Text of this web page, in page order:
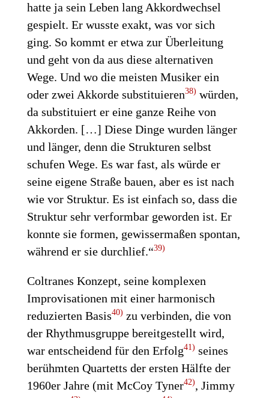
hatte ja sein Leben lang Akkordwechsel
gespielt. Er wusste exakt, was vor sich
ging. So kommt er etwa zur Überleitung
und geht von da aus diese alternativen
Wege. Und wo die meisten Musiker ein
oder zwei Akkorde substituieren38) würden,
da substituiert er eine ganze Reihe von
Akkorden. […] Diese Dinge wurden länger
und länger, denn die Strukturen selbst
schufen Wege. Es war fast, als würde er
seine eigene Straße bauen, aber es ist nach
wie vor Struktur. Es ist einfach so, dass die
Struktur sehr verformbar geworden ist. Er
konnte sie formen, gewissermaßen spontan,
während er sie durchlief.“39)
Coltranes Konzept, seine komplexen
Improvisationen mit einer harmonisch
reduzierten Basis40) zu verbinden, die von
der Rhythmusgruppe bereitgestellt wird,
war entscheidend für den Erfolg41) seines
berühmten Quartetts der ersten Hälfte der
1960er Jahre (mit McCoy Tyner42), Jimmy